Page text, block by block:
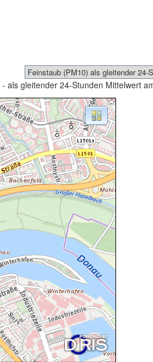
- als gleitender 24-Stunden Mittelwert